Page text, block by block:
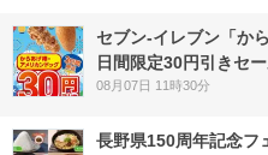
セブン‐イレブン「か
日間限定30円引きセ
08月07日 11時30分
長野県150周年記念